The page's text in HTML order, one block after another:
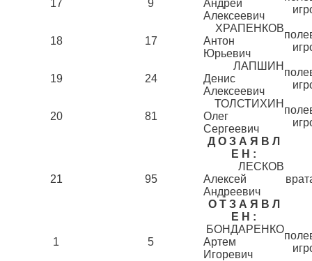
17 9
Андрей
Алексеевич
18 17
ХРАПЕНКОВ
Антон
Юрьевич
19 24
ЛАПШИН
Денис
Алексеевич
20 81
ТОЛСТИХИН
Олег
Сергеевич
Д О З А Я В Л
Е Н :
21 95
ЛЕСКОВ
Алексей
Андреевич
О Т З А Я В Л
Е Н :
1 5
БОНДАРЕНКО
Артем
Игоревич